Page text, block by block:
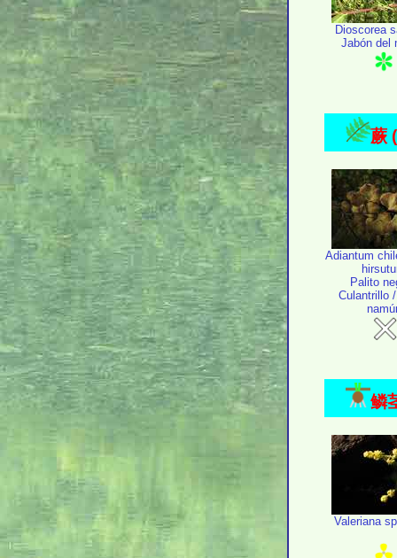
Dioscorea
Jabón del
蕨
Adiantum
Palito
Culantrillo
鳞
Valeriana